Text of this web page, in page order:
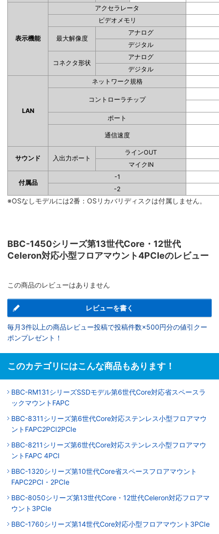
表示機能
アクセラレータ
ビデオメモリ
最大解像度
アナログ
デジタル
コネクタ形状
アナログ
デジタル
LAN
ネットワーク規格
コントローラチップ
ポート
通信速度
サウンド 入出力ポート
ラインOUT
マイクIN
付属品
-1
-2
※OSなしモデルには2番：OSリカバリディスクは付属しません。
BBC-1450シリーズ第13世代Core・12世代
Celeron対応小型フロアマウント4PCIeのレビュー
この商品のレビューはありません
レビューを書く
毎月3件以上の商品レビュー投稿で投稿件数×500円分の値引クー
ポンプレゼント！
このカテゴリにはこんな商品もあります！
BBC-RM131シリーズSSDモデル第6世代Core対応省スペースラ
ックマウントFAPC
BBC-8311シリーズ第6世代Core対応ステンレス小型フロアマウ
ントFAPC2PCI2PCIe
BBC-8211シリーズ第6世代Core対応ステンレス小型フロアマウ
ントFAPC 4PCI
BBC-1320シリーズ第10世代Core省スペースフロアマウント
FAPC2PCI・2PCIe
BBC-8050シリーズ第13世代Core・12世代Celeron対応フロアマ
ウント3PCIe
BBC-1760シリーズ第14世代Core対応小型フロアマウント3PCIe